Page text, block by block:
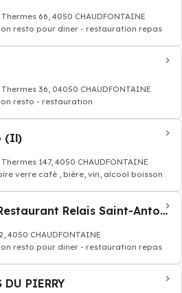
66, 4050 CHAUDFONTAINE
resto pour diner - restauration repas
36, 04050 CHAUDFONTAINE
resto - restauration
(Il)
147, 4050 CHAUDFONTAINE
verre café , bière, vin, alcool boisson
Taverne-Restaurant Relais Saint-Antoine
4050 CHAUDFONTAINE
resto pour diner - restauration repas
DU PIERRY